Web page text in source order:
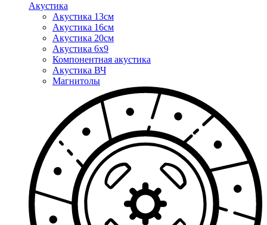
Акустика
Акустика 13см
Акустика 16см
Акустика 20см
Акустика 6x9
Компонентная акустика
Акустика ВЧ
Магнитолы